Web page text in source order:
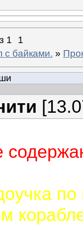
1
1
с байками. »